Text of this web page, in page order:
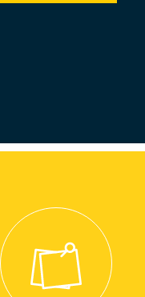
una circolare che
come uditori ai
Parlamento ed Esecutivo
migliorare la qualità di vita